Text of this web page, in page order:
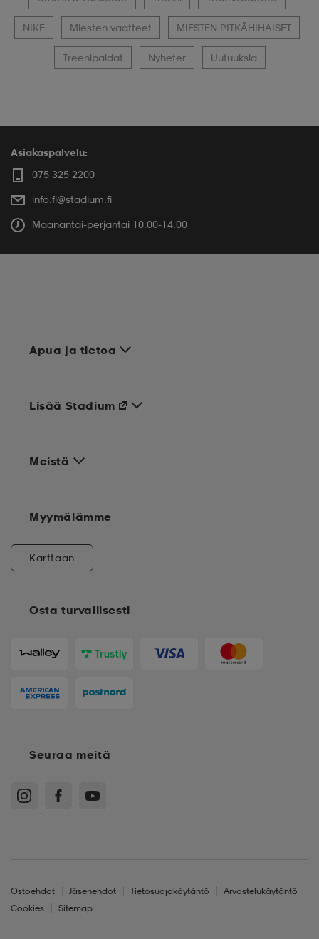
NIKE Miesten vaatteet MIESTEN PITKÄHIHAISET
Treenipaidat Nyheter Uutuuksia
Asiakaspalvelu:
075 325 2200
info.fi@stadium.fi
Maanantai-perjantai 10.00-14.00
Apua ja tietoa
Meistä
Osta turvallisesti
Lisää Stadium
Myymälämme
Karttaan
Seuraa meitä
Ostoehdot Jäsenehdot Tietosuojakäytäntö
Arvostelukäytäntö
Cookies
Sitemap